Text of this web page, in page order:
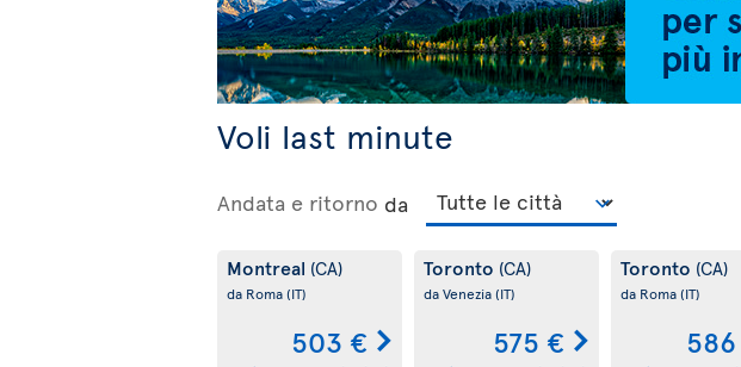
Voli last minute
Andata e ritorno da
Montreal (CA)
da Roma(IT)
503 €
Toronto (CA)
da Venezia(IT)
575 €
Toronto (CA)
da Roma(IT)